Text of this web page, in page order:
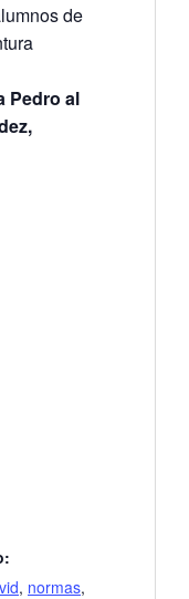
de
Pedro al
, normas,